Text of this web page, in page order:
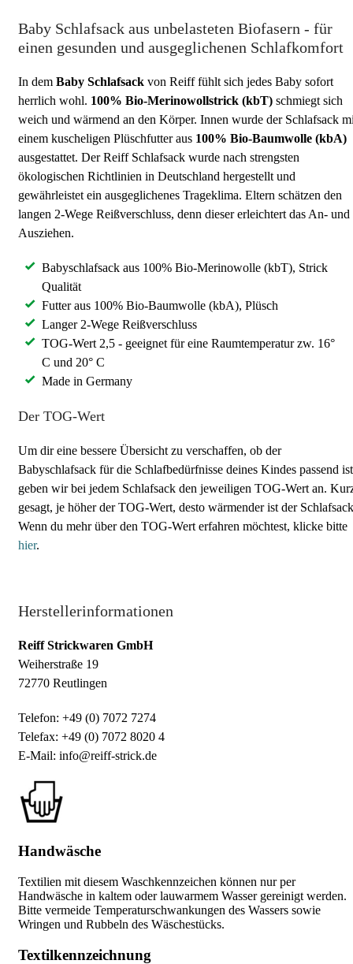
Baby Schlafsack aus unbelasteten Biofasern - für
einen gesunden und ausgeglichenen Schlafkomfort
In dem Baby Schlafsack von Reiff fühlt sich jedes Baby sofort
herrlich wohl. 100% Bio-Merinowollstrick (kbT) schmiegt sich
weich und wärmend an den Körper. Innen wurde der Schlafsack
einem kuscheligen Plüschfutter aus 100% Bio-Baumwolle (kbA)
ausgestattet. Der Reiff Schlafsack wurde nach strengsten
ökologischen Richtlinien in Deutschland hergestellt und
gewährleistet ein ausgeglichenes Trageklima. Eltern schätzen den
langen 2-Wege Reißverschluss, denn dieser erleichtert das An- und
Ausziehen.
Babyschlafsack aus 100% Bio-Merinowolle (kbT), Strick
Qualität
Futter aus 100% Bio-Baumwolle (kbA), Plüsch
Langer 2-Wege Reißverschluss
TOG-Wert 2,5 - geeignet für eine Raumtemperatur zw. 16°
C und 20° C
Made in Germany
Der TOG-Wert
Um dir eine bessere Übersicht zu verschaffen, ob der
Babyschlafsack für die Schlafbedürfnisse deines Kindes passend
geben wir bei jedem Schlafsack den jeweiligen TOG-Wert an.
gesagt, je höher der TOG-Wert, desto wärmender ist der
Wenn du mehr über den TOG-Wert erfahren möchtest, klicke bitte
hier.
Herstellerinformationen
Reiff Strickwaren GmbH
Weiherstraße 19
72770 Reutlingen
Telefon: +49 (0) 7072 7274
Telefax: +49 (0) 7072 8020 4
E-Mail: info@reiff-strick.de
Handwäsche
Textilien mit diesem Waschkennzeichen können nur per
Handwäsche in kaltem oder lauwarmem Wasser gereinigt werden.
Bitte vermeide Temperaturschwankungen des Wassers sowie
Wringen und Rubbeln des Wäschestücks.
Textilkennzeichnung